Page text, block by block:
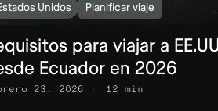
Unidos Planificar viaje
para viajar a
Ecuador en 2026
23, 2026 12 min